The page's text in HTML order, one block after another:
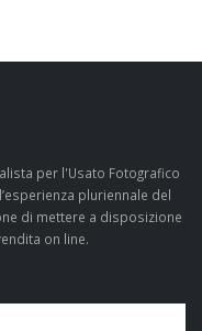
Mandato in
per l'Usato Fotografico
pluriennale del
di mettere a disposizione
on line.